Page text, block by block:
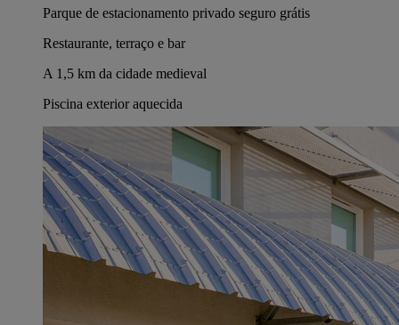
Parque de estacionamento privado seguro grátis
Restaurante, terraço e bar
A 1,5 km da cidade medieval
Piscina exterior aquecida